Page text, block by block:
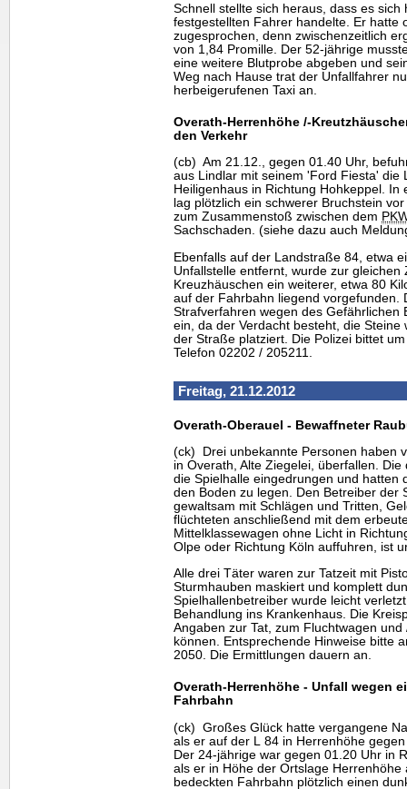
Schnell stellte sich heraus, dass es
festgestellten Fahrer handelte. Er hatte
zugesprochen, denn zwischenzeitlich
von 1,84 Promille. Der 52-jährige
eine weitere Blutprobe abgeben und
Weg nach Hause trat der Unfallfahrer
herbeigerufenen Taxi an.
Overath-Herrenhöhe /-
den Verkehr
(cb) Am 21.12., gegen 01.40 Uhr,
aus Lindlar mit seinem 'Ford Fiesta' die
Heiligenhaus in Richtung Hohkeppel.
lag plötzlich ein schwerer Bruchstein
zum Zusammenstoß zwischen dem
Sachschaden. (siehe dazu auch
Ebenfalls auf der Landstraße 84, etwa
Unfallstelle entfernt, wurde zur
Kreuzhäuschen ein weiterer, etwa 80
auf der Fahrbahn liegend vorgefunden.
Strafverfahren wegen des Gefährlichen
ein, da der Verdacht besteht, die
der Straße platziert. Die Polizei bittet
Telefon 02202 / 205211.
Freitag, 21.12.2012
Overath-Oberauel - Bewaffneter
(ck) Drei unbekannte Personen haben
in Overath, Alte Ziegelei, überfallen.
die Spielhalle eingedrungen und hatten
den Boden zu legen. Den Betreiber der
gewaltsam mit Schlägen und Tritten,
flüchteten anschließend mit dem
Mittelklassewagen ohne Licht in
Olpe oder Richtung Köln auffuhren, ist
Alle drei Täter waren zur Tatzeit mit
Sturmhauben maskiert und komplett
Spielhallenbetreiber wurde leicht
Behandlung ins Krankenhaus. Die
Angaben zur Tat, zum Fluchtwagen
können. Entsprechende Hinweise bitte
2050. Die Ermittlungen dauern an.
Overath-Herrenhöhe - Unfall wegen
Fahrbahn
(ck) Großes Glück hatte vergangene
als er auf der L 84 in Herrenhöhe
Der 24-jährige war gegen 01.20 Uhr in
als er in Höhe der Ortslage Herrenhöhe
bedeckten Fahrbahn plötzlich einen